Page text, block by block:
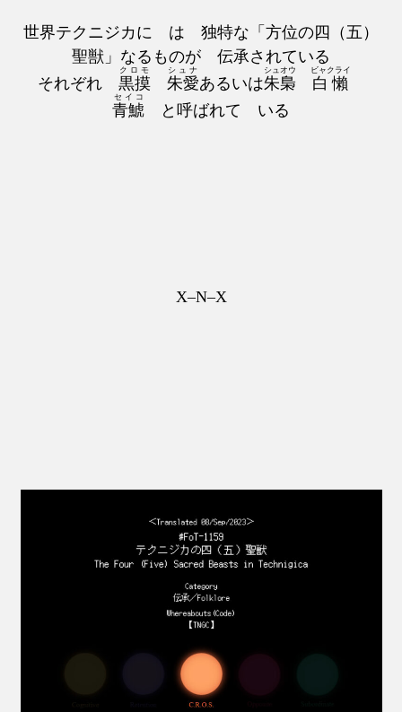
世界テクニジカに は 独特な「方位の四（五）
聖獣」なるものが 伝承されている
それぞれ 黒摸
クロモ
朱愛
シュナ
あるいは朱梟
シュオウ
白懶
ビャクライ
青鯱
セイコ
と呼ばれて いる
X–N–X